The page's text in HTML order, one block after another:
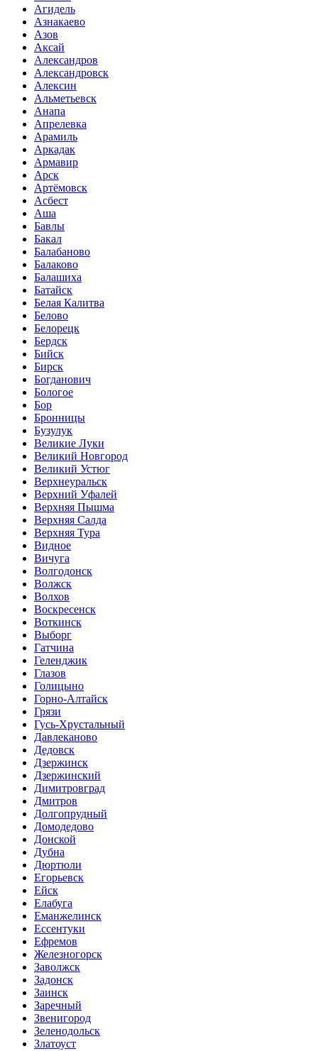
Агидель
Азнакаево
Азов
Аксай
Александров
Александровск
Алексин
Альметьевск
Анапа
Апрелевка
Арамиль
Аркадак
Армавир
Арск
Артёмовск
Асбест
Аша
Бавлы
Бакал
Балабаново
Балаково
Балашиха
Батайск
Белая Калитва
Белово
Белорецк
Бердск
Бийск
Бирск
Богданович
Бологое
Бор
Бронницы
Бузулук
Великие Луки
Великий Новгород
Великий Устюг
Верхнеуральск
Верхний Уфалей
Верхняя Пышма
Верхняя Салда
Верхняя Тура
Видное
Вичуга
Волгодонск
Волжск
Волхов
Воскресенск
Воткинск
Выборг
Гатчина
Геленджик
Глазов
Голицыно
Горно-Алтайск
Грязи
Гусь-Хрустальный
Давлеканово
Дедовск
Дзержинск
Дзержинский
Димитровград
Дмитров
Долгопрудный
Домодедово
Донской
Дубна
Дюртюли
Егорьевск
Ейск
Елабуга
Еманжелинск
Ессентуки
Ефремов
Железногорск
Заволжск
Задонск
Заинск
Заречный
Звенигород
Зеленодольск
Златоуст